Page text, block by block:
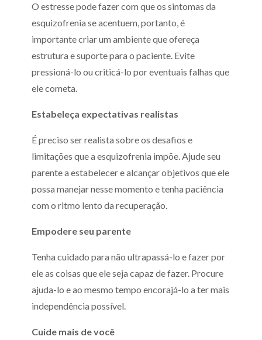
O estresse pode fazer com que os sintomas da
esquizofrenia se acentuem, portanto, é
importante criar um ambiente que ofereça
estrutura e suporte para o paciente. Evite
pressioná-lo ou criticá-lo por eventuais falhas que
ele cometa.
Estabeleça expectativas realistas
É preciso ser realista sobre os desafios e
limitações que a esquizofrenia impõe. Ajude seu
parente a estabelecer e alcançar objetivos que ele
possa manejar nesse momento e tenha paciência
com o ritmo lento da recuperação.
Empodere seu parente
Tenha cuidado para não ultrapassá-lo e fazer por
ele as coisas que ele seja capaz de fazer. Procure
ajuda-lo e ao mesmo tempo encorajá-lo a ter mais
independência possível.
Cuide mais de você